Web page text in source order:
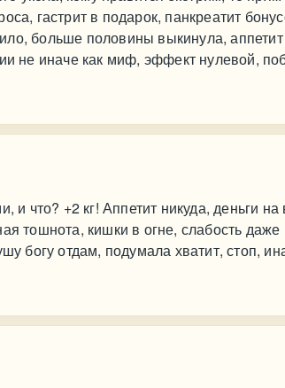
гастрит в подарок, панкреатит
больше половины выкинула, аппетит
не иначе как миф, эффект нулевой,
что? +2 кг! Аппетит никуда, деньги на
тошнота, кишки в огне, слабость даже
богу отдам, подумала хватит, стоп,